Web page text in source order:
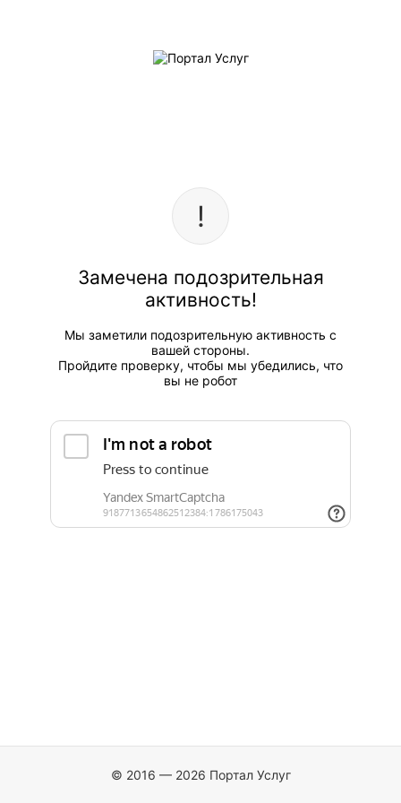
Замечена подозрительная
активность!
Мы заметили подозрительную активность с
вашей стороны.
Пройдите проверку, чтобы мы убедились, что
вы не робот
© 2016 — 2026 Портал Услуг